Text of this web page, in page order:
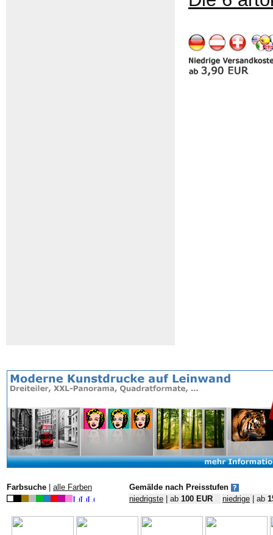
Farbsuche alle Farben
Gemälde nach Preisstufen
niedrigste | ab 100 EUR niedrige | ab